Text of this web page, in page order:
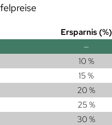
Ersparnis (%)
—
10 %
15 %
20 %
25 %
30 %